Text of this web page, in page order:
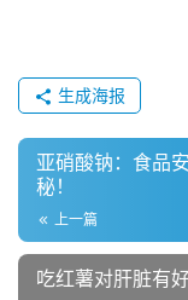
生成海报
亚硝酸钠：食品
秘！
上一篇
吃红薯对肝脏有